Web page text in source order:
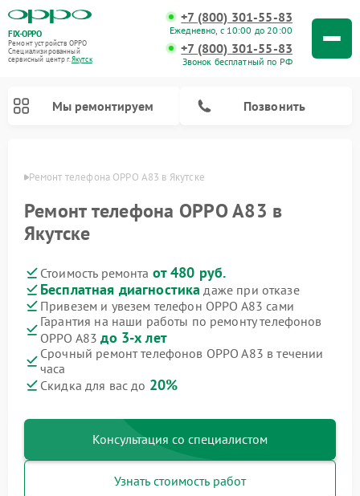
FIX-OPPO
Ремонт устройств OPPO
Специализированный
cервисный центр г.Якутск
+7 (800) 301-55-83
Ежедневно, с 10:00 до 20:00
+7 (800) 301-55-83
Звонок бесплатный по РФ
Мы ремонтируем Позвонить
Ремонт телефона OPPO A83 в Якутске
Ремонт телефона OPPO A83 в
Якутске
Стоимость ремонта от 480 руб.
Бесплатная диагностика даже при отказе
Привезем и увезем телефон OPPO A83 сами
Гарантия на наши работы по ремонту телефонов
OPPO A83до 3-х лет
Срочный ремонт телефонов OPPO A83 в течении
часа
Скидка для вас до 20%
Консультация со специалистом
Узнать стоимость работ